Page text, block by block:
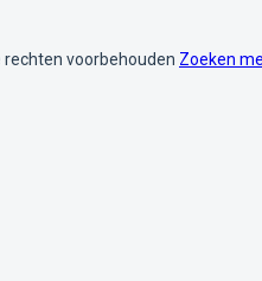
rechten voorbehouden Zoeken